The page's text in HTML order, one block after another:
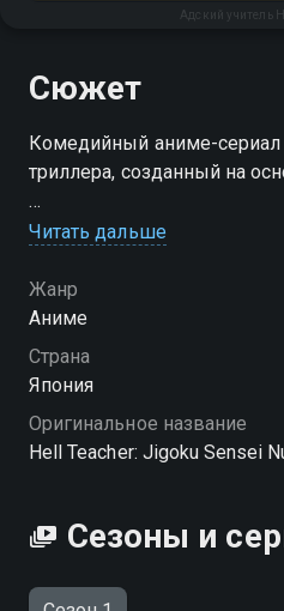
Адский учитель
Сюжет
Комедийный аниме-сериал
триллера, созданный на
Посмотреть онлайн 1 сезон
HD качестве на Смотрёшке
Читать дальше
Жанр
Аниме
Страна
Япония
Оригинальное название
Hell Teacher: Jigoku Sensei
Сезоны и